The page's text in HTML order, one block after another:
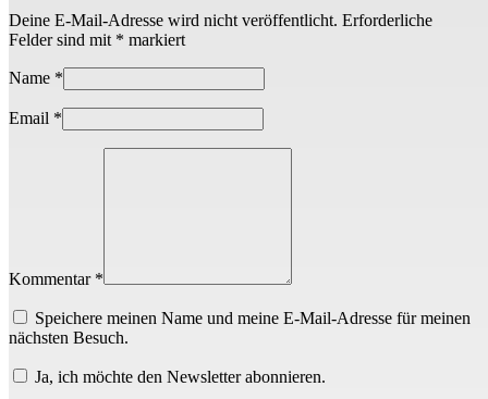
Deine E-Mail-Adresse wird nicht veröffentlicht. Erforderliche
Felder sind mit * markiert
Name *
Email *
Kommentar *
Speichere meinen Name und meine E-Mail-Adresse für meinen
nächsten Besuch.
Ja, ich möchte den Newsletter abonnieren.